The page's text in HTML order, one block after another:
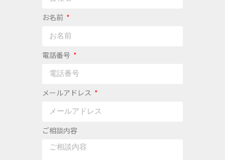
お名前
電話番号
メールアドレス
ご相談内容